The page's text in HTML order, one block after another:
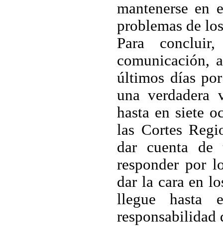
mantenerse en
problemas de
Para
comunicación,
últimos días
una verdadera
hasta en siete
las Cortes
dar cuenta
responder por
dar la cara en
llegue
responsabilidad